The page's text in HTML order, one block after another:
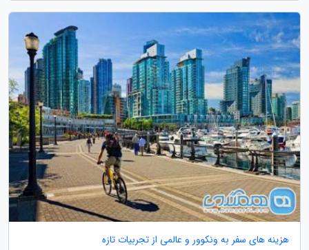
هزینه های سفر به ونکوور و عالمی از تجربیات تازه